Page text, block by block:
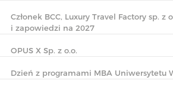
Członek BCC, Luxury Travel Factory sp. z
i zapowiedzi na 2027
OPUS X Sp. z o.o.
Dzień z programami MBA Uniwersytetu